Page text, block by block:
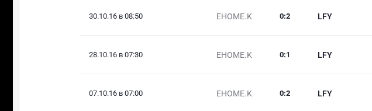
30.10.16 в 08:50 EHOME.K LFY
0:2
28.10.16 в 07:30 EHOME.K LFY
0:1
07.10.16 в 07:00 EHOME.K LFY
0:2